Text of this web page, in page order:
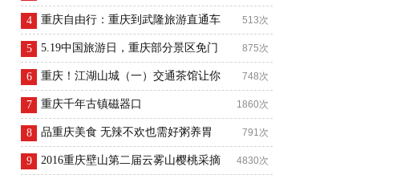
4 重庆自由行：重庆到武隆旅游直通车 513次
5 5.19中国旅游日，重庆部分景区免门 875次
6 重庆！江湖山城（一）交通茶馆让你 748次
7 重庆千年古镇磁器口 1860次
8 品重庆美食 无辣不欢也需好粥养胃 791次
9 2016重庆壁山第二届云雾山樱桃采摘 4830次